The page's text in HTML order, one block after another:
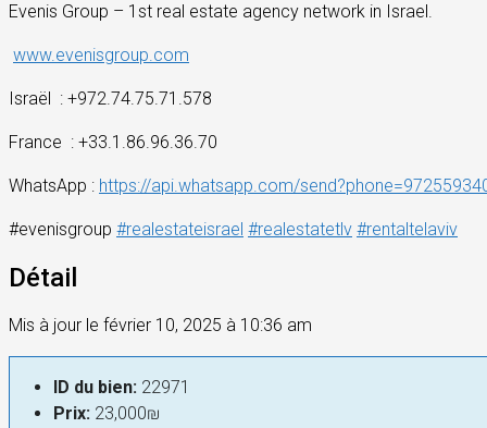
Evenis Group – 1st real estate agency network in Israel.
www.evenisgroup.com
Israël : +972.74.75.71.578
France : +33.1.86.96.36.70
WhatsApp : https://api.whatsapp.com/
#evenisgroup #realestateisrael #realestatetlv #rentaltelaviv
Détail
Mis à jour le février 10, 2025 à 10:36 am
ID du bien: 22971
Prix: 23,000₪